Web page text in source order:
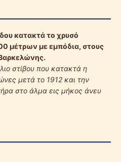
κατακτά το χρυσό
μέτρων με εμπόδια, στους
στίβου που κατακτά η
μετά το 1912 και την
στο άλμα εις μήκος άνευ